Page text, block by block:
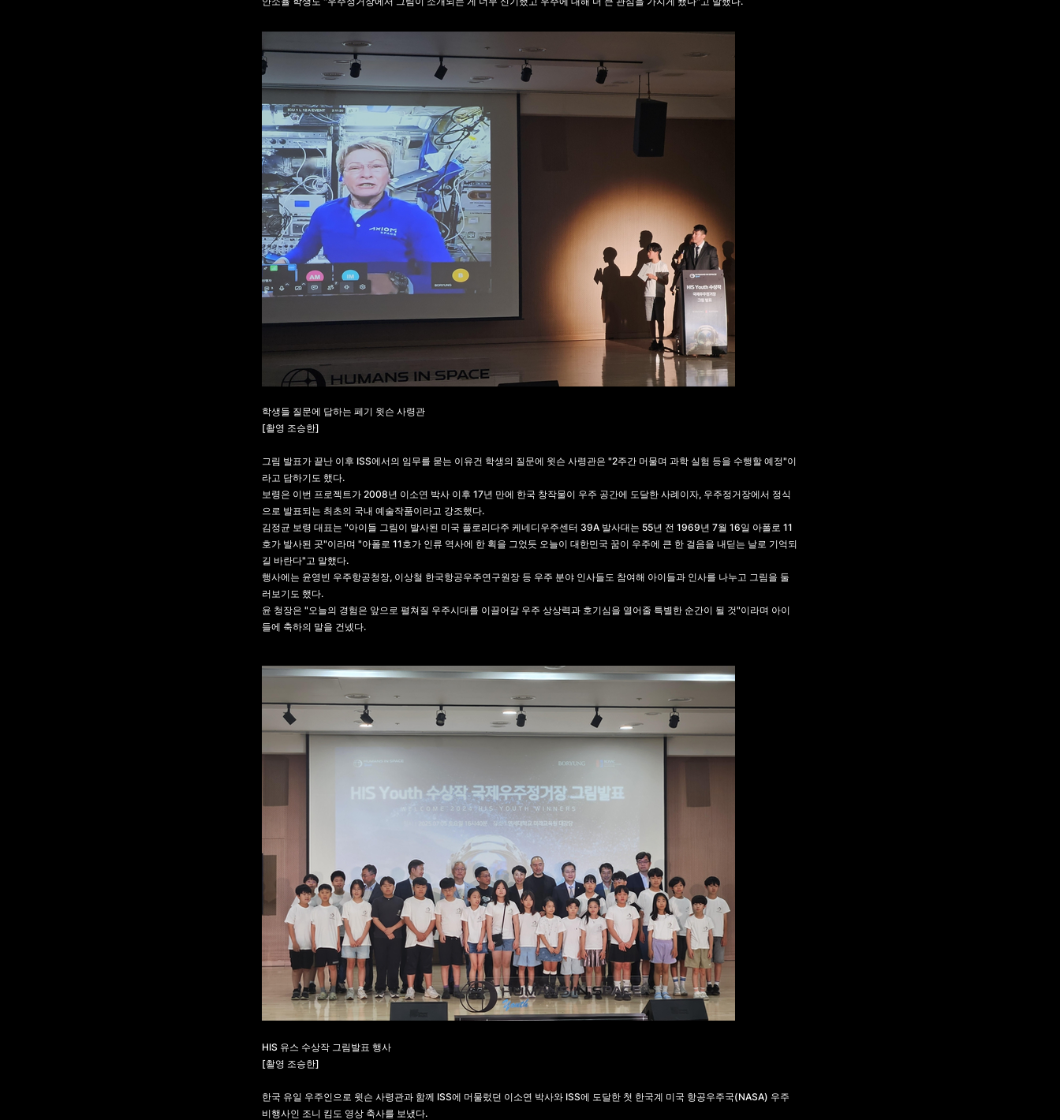
학생들 질문에 답하는 페기 윗슨 사령관
[촬영 조승한]
그림 발표가 끝난 이후 ISS에서의 임무를 묻는 이유건 학생의 질문에 윗슨 사령관은 "2주간 머물며 과학 실험 등을 수행할 예정"이
라고 답하기도 했다.
보령은 이번 프로젝트가 2008년 이소연 박사 이후 17년 만에 한국 창작물이 우주 공간에 도달한 사례이자, 우주정거장에서 정식
으로 발표되는 최초의 국내 예술작품이라고 강조했다.
김정균 보령 대표는 "아이들 그림이 발사된 미국 플로리다주 케네디우주센터 39A 발사대는 55년 전 1969년 7월 16일 아폴로 11
호가 발사된 곳"이라며 "아폴로 11호가 인류 역사에 한 획을 그었듯 오늘이 대한민국 꿈이 우주에 큰 한 걸음을 내딛는 날로 기억되
길 바란다"고 말했다.
행사에는 윤영빈 우주항공청장, 이상철 한국항공우주연구원장 등 우주 분야 인사들도 참여해 아이들과 인사를 나누고 그림을 둘
러보기도 했다.
윤 청장은 "오늘의 경험은 앞으로 펼쳐질 우주시대를 이끌어갈 우주 상상력과 호기심을 열어줄 특별한 순간이 될 것"이라며 아이
들에 축하의 말을 건넸다.
HIS 유스 수상작 그림발표 행사
[촬영 조승한]
한국 유일 우주인으로 윗슨 사령관과 함께 ISS에 머물렀던 이소연 박사와 ISS에 도달한 첫 한국계 미국 항공우주국(NASA) 우주
비행사인 조니 킴도 영상 축사를 보냈다.